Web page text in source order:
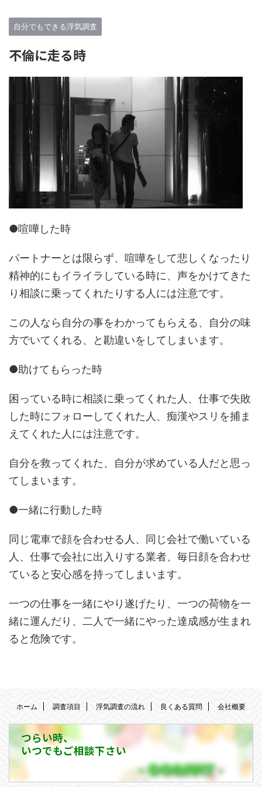
自分でもできる浮気調査
不倫に走る時
●喧嘩した時
パートナーとは限らず、喧嘩をして悲しくなったり
精神的にもイライラしている時に、声をかけてきた
り相談に乗ってくれたりする人には注意です。
この人なら自分の事をわかってもらえる、自分の味
方でいてくれる、と勘違いをしてしまいます。
●助けてもらった時
困っている時に相談に乗ってくれた人、仕事で失敗
した時にフォローしてくれた人、痴漢やスリを捕ま
えてくれた人には注意です。
自分を救ってくれた、自分が求めている人だと思っ
てしまいます。
●一緒に行動した時
同じ電車で顔を合わせる人、同じ会社で働いている
人、仕事で会社に出入りする業者、毎日顔を合わせ
ていると安心感を持ってしまいます。
一つの仕事を一緒にやり遂げたり、一つの荷物を一
緒に運んだり、二人で一緒にやった達成感が生まれ
ると危険です。
ホーム 調査項目 浮気調査の流れ 良くある質問 会社概要
つらい時、
いつでもご相談下さい